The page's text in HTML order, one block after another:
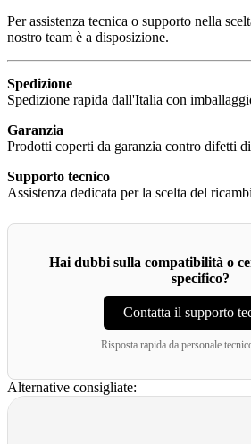
Per assistenza tecnica o supporto nella
nostro team è a disposizione.
Spedizione
Spedizione rapida dall'Italia con
Garanzia
Prodotti coperti da garanzia contro difetti
Supporto tecnico
Assistenza dedicata per la scelta del
Hai dubbi sulla compatibilità o
specifico?
Contatta il supporto
Risposta rapida da personale
Alternative consigliate: